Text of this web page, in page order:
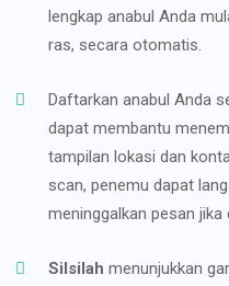
lengkap anabul Anda
ras, secara otomatis.
Daftarkan anabul Anda
dapat membantu
tampilan lokasi dan
scan, penemu dapat
meninggalkan pesan jika
Silsilah menunjukkan